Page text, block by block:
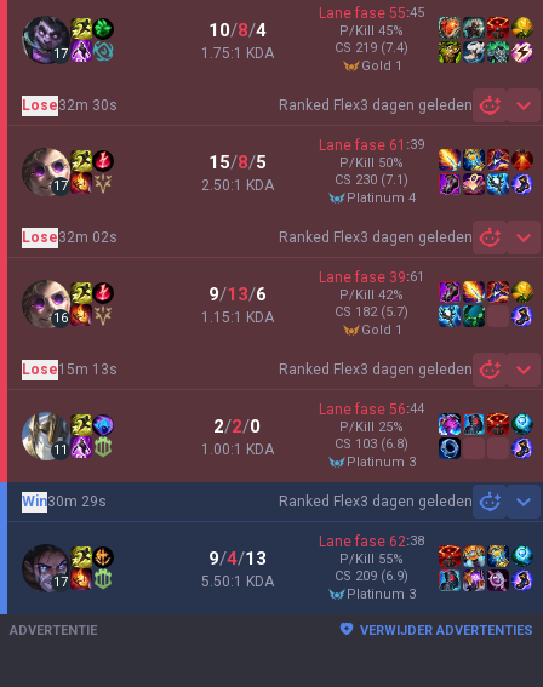
17
10/8/4
1.75:1 KDA
Lane fase 55:45
P/Kill 45%
CS 219 (7.4)
gold 1
Ranked Flex3 dagen geleden
Lose32m 30s
17
15/8/5
2.50:1 KDA
Lane fase 61 :39
P/Kill 50%
CS 230 (7.1)
platinum 4
Ranked Flex3 dagen geleden
Lose32m 02s
16
9/13/6
1.15:1 KDA
Lane fase 39:61
P/Kill 42%
CS 182 (5.7)
gold 1
Ranked Flex3 dagen geleden
Lose15m 13s
11
2/2/0
1.00:1 KDA
Lane fase 56:44
P/Kill 25%
CS 103 (6.8)
platinum 3
Ranked Flex3 dagen geleden
Win30m 29s
17
9/4/13
5.50:1 KDA
Lane fase 62:38
P/Kill 55%
CS 209 (6.9)
platinum 3
ADVERTENTIE VERWIJDER ADVERTENTIES